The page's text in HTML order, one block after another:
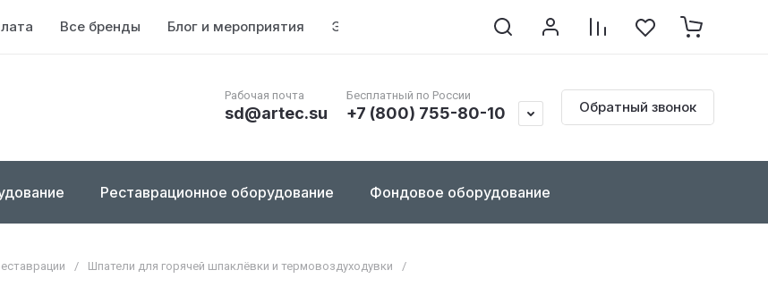
Все бренды Блог и мероприятия Энциклопедия по реставрации Контакты Документы
Рабочая почта
sd@artec.su
Бесплатный по России
+7 (800) 755-80-10 Обратный звонок
Реставрационное оборудование Фондовое оборудование
/ Шпатели для горячей шпаклёвки и термовоздуходувки
/